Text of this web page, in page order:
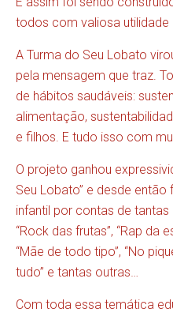
todos com valiosa utilidade
A Turma do Seu Lobato
pela mensagem que traz.
de hábitos saudáveis:
alimentação,
e filhos. E tudo isso com
O projeto ganhou
Seu Lobato” e desde
infantil por contas de
“Rock das frutas”, “Rap da
“Mãe de todo tipo”, “No
tudo” e tantas outras…
Com toda essa temática